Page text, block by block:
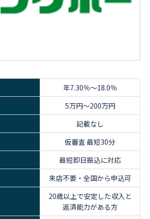
年7.30％～18.0％
5万円～200万円
記載なし
仮審査 最短30分
最短即日振込に対応
来店不要・全国から申込可
20歳以上で安定した収入と
返済能力がある方